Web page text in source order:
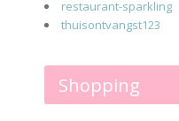
restaurant-sparkling
thuisontvangst123
Shopping